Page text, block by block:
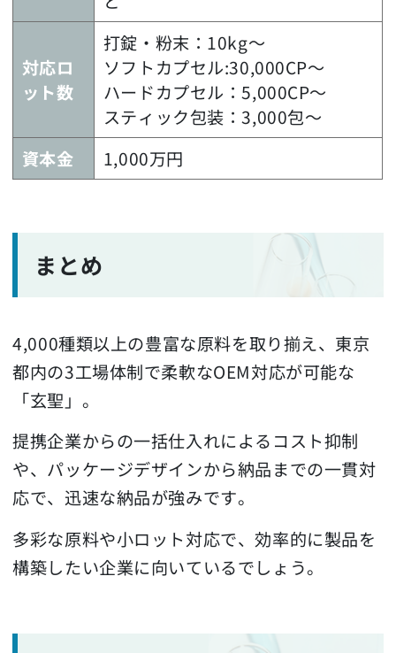
対応ロ
ット数
打錠・粉末：10kg～
ソフトカプセル:30,000CP～
ハードカプセル：5,000CP～
スティック包装：3,000包～
資本金
1,000万円
まとめ
4,000種類以上の豊富な原料を取り揃え、東京
都内の3工場体制で柔軟なOEM対応が可能な
「玄聖」。
提携企業からの一括仕入れによるコスト抑制
や、パッケージデザインから納品までの一貫対
応で、迅速な納品が強みです。
多彩な原料や小ロット対応で、効率的に製品を
構築したい企業に向いているでしょう。